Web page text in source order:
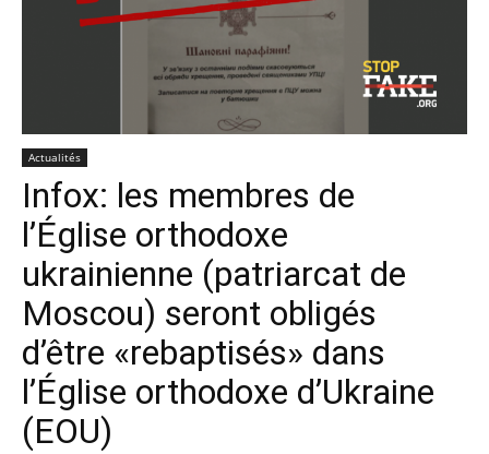
Actualités
Infox: les membres de
l’Église orthodoxe
ukrainienne (patriarcat de
Moscou) seront obligés
d’être «rebaptisés» dans
l’Église orthodoxe d’Ukraine
(EOU)